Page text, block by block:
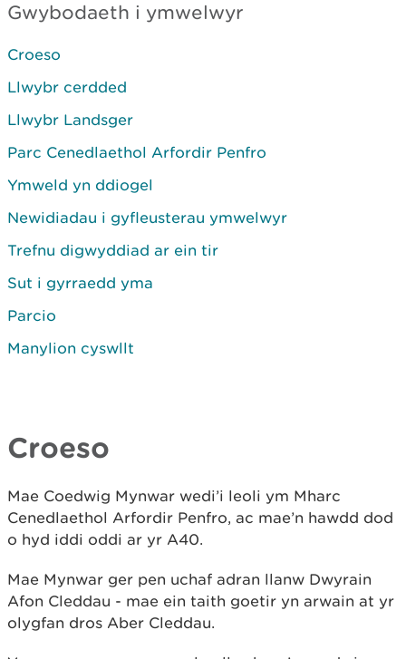
Gwybodaeth i ymwelwyr
Croeso
Llwybr cerdded
Llwybr Landsger
Parc Cenedlaethol Arfordir Penfro
Ymweld yn ddiogel
Newidiadau i gyfleusterau ymwelwyr
Trefnu digwyddiad ar ein tir
Sut i gyrraedd yma
Parcio
Manylion cyswllt
Croeso
Mae Coedwig Mynwar wedi’i leoli ym Mharc
Cenedlaethol Arfordir Penfro, ac mae’n hawdd dod
o hyd iddi oddi ar yr A40.
Mae Mynwar ger pen uchaf adran llanw Dwyrain
Afon Cleddau - mae ein taith goetir yn arwain at yr
olygfan dros Aber Cleddau.